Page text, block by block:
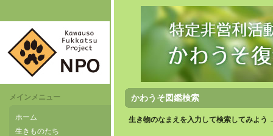
メインメニュー
ホーム
生きものたち
かわうそ図鑑検索
生き物のなまえを入力して検索してみよう